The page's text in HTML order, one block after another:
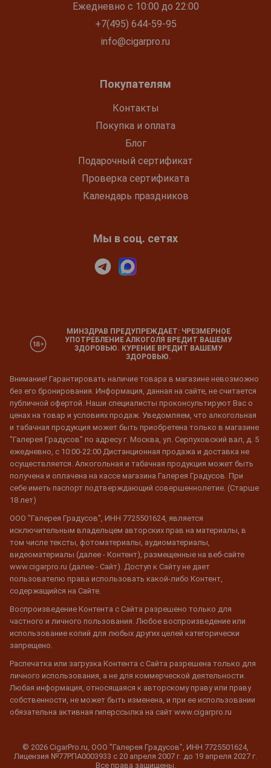
Ежедневно с 10:00 до 22:00
+7(495) 644-59-95
info@cigarpro.ru
Покупателям
Контакты
Покупка и оплата
Блог
Подарочный сертификат
Проверка сертификата
Календарь праздников
Мы в соц. сетях
МИНЗДРАВ ПРЕДУПРЕЖДАЕТ: ЧРЕЗМЕРНОЕ
УПОТРЕБЛЕНИЕ АЛКОГОЛЯ ВРЕДИТ ВАШЕМУ
ЗДОРОВЬЮ. КУРЕНИЕ ВРЕДИТ ВАШЕМУ
ЗДОРОВЬЮ.
Внимание! Гарантировать наличие товара в магазине невозможно
без его бронирования. Информация, данная на сайте, не считается
публичной офертой. Наши специалисты проконсультируют Вас о
ценах на товар и условиях продаж. Уведомляем, что алкогольная
и табачная продукция может быть приобретена только в магазине
"Галерея Градусов" по адресу г. Москва, ул. Серпуховский вал, д. 5
ежедневно, с 10:00-22:00 Дистанционная продажа и доставка не
осуществляется. Алкогольная и табачная продукция может быть
получена и оплачена на кассе магазина Галерея Градусов. При
себе иметь паспорт подтверждающий совершеннолетие. (Старше
18 лет)
ООО "Галерея Градусов", ИНН 7725501624, является
исключительным владельцем авторских прав на материалы, в
том числе тексты, фотоматериалы, аудиоматериалы,
видеоматериалы (далее - Контент), размещенные на веб-сайте
www.cigarpro.ru (далее - Сайт). Доступ к Сайту не дает
пользователю права использовать какой-либо Контент,
содержащийся на Сайте.
Воспроизведение Контента с Сайта разрешено только для
частного и личного пользования. Любое воспроизведение или
использование копий для любых других целей категорически
запрещено.
Распечатка или загрузка Контента с Сайта разрешена только для
личного использования, а не для коммерческой деятельности.
Любая информация, относящаяся к авторскому праву или праву
собственности, не может быть изменена, и при ее использовании
обязательна активная гиперссылка на сайт www.cigarpro.ru
© 2026 CigarPro.ru, ООО "Галерея Градусов", ИНН 7725501624,
Лицензия №77РПА0003933 c 20 апреля 2007 г. до 19 апреля 2027 г.
Все права защищены.